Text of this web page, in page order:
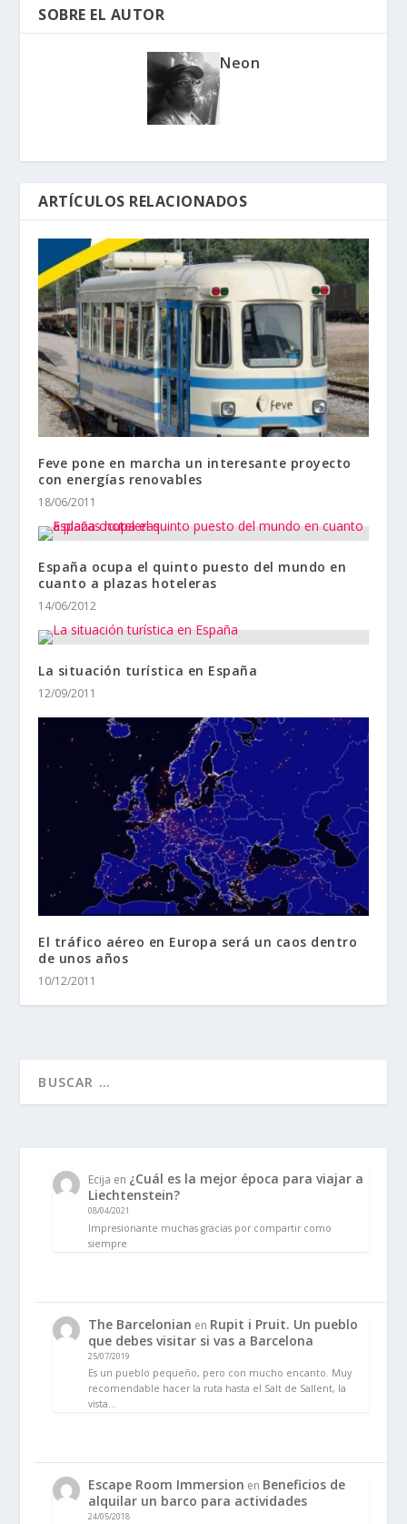
SOBRE EL AUTOR
Neon
ARTÍCULOS RELACIONADOS
Feve pone en marcha un interesante proyecto
con energías renovables
18/06/2011
España ocupa el quinto puesto del mundo en
cuanto a plazas hoteleras
14/06/2012
La situación turística en España
12/09/2011
El tráfico aéreo en Europa será un caos dentro
de unos años
10/12/2011
Ecija en ¿Cuál es la mejor época para viajar a
Liechtenstein?
08/04/2021
Impresionante muchas gracias por compartir como
siempre
The Barcelonian en Rupit i Pruit. Un pueblo
que debes visitar si vas a Barcelona
25/07/2019
Es un pueblo pequeño, pero con mucho encanto. Muy
recomendable hacer la ruta hasta el Salt de Sallent, la
vista…
Escape Room Immersion en Beneficios de
alquilar un barco para actividades
24/05/2018